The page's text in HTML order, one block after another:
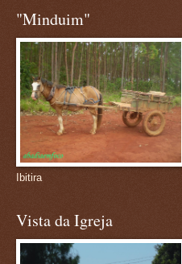
"Minduim"
Ibitira
Vista da Igreja